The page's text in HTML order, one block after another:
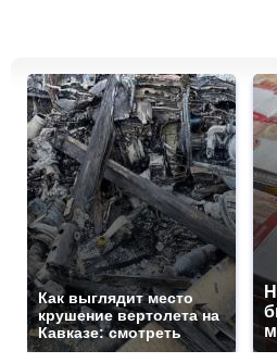
Как выглядит место
крушение вертолета на
Кавказе: смотреть